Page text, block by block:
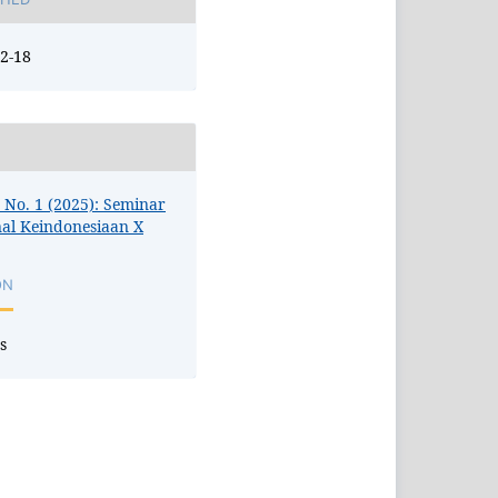
18
No. 1 (2025): Seminar
Keindonesiaan X